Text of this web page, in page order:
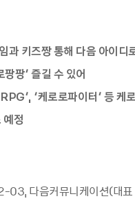
과 키즈짱 통해 다음 아이디
팡팡’ 즐길 수 있어
‘케로로파이터’ 등 케
예정
다음커뮤니케이션(대표